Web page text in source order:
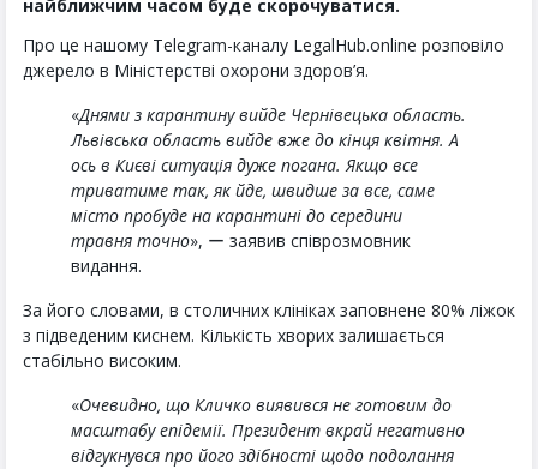
найближчим часом буде скорочуватися.
Про це нашому Telegram-каналу LegalHub.online розповіло
джерело в Міністерстві охорони здоров’я.
«Днями з карантину вийде Чернівецька область.
Львівська область вийде вже до кінця квітня. А
ось в Києві ситуація дуже погана. Якщо все
триватиме так, як йде, швидше за все, саме
місто пробуде на карантині до середини
травня точно», ー заявив співрозмовник
видання.
За його словами, в столичних клініках заповнене 80% ліжок
з підведеним киснем. Кількість хворих залишається
стабільно високим.
«Очевидно, що Кличко виявився не готовим до
масштабу епідемії. Президент вкрай негативно
відгукнувся про його здібності щодо подолання